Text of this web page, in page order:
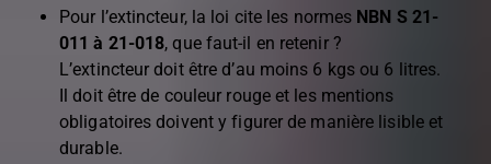
Pour l’extincteur, la loi cite les normes NBN S 21-
011 à 21-018, que faut-il en retenir ?
L’extincteur doit être d’au moins 6 kgs ou 6 litres.
Il doit être de couleur rouge et les mentions
obligatoires doivent y figurer de manière lisible et
durable.